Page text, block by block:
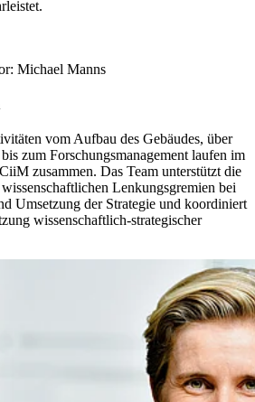
Michael Manns
vom Aufbau des Gebäudes, über
zum Forschungsmanagement laufen im
zusammen. Das Team unterstützt die
Lenkungsgremien bei
Umsetzung der Strategie und koordiniert
wissenschaftlich-strategischer